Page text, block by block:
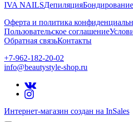
IVA NAILSДепиляцияБондирование
Оферта и политика
Пользовательское соглашение
Обратная связьКонтакты
+7-962-182-20-02
info@beautystyle-shop.ru
Интернет-магазин создан на InSales